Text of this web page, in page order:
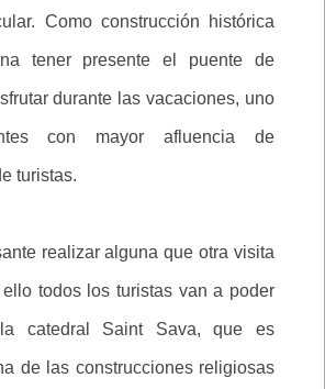
Como construcción histórica
tener presente el puente de
durante las vacaciones, uno
con mayor afluencia de
turistas.
realizar alguna que otra visita
todos los turistas van a poder
catedral Saint Sava, que es
de las construcciones religiosas